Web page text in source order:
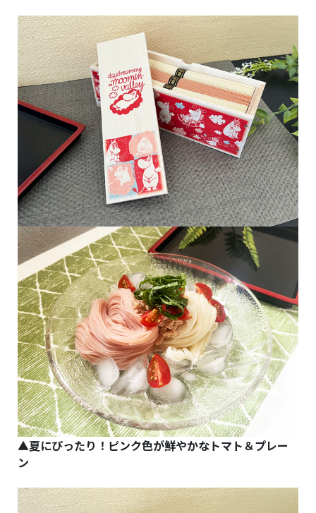
▲夏にぴったり！ピンク色が鮮やかなトマト＆プレー
ン